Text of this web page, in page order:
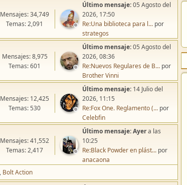
Mensajes: 34,749
Temas: 2,091
Último mensaje:05 Agosto del
2026, 17:50
Re:Una biblioteca para l... por
strategos
Mensajes: 8,975
Temas: 601
Último mensaje:05 Agosto del
2026, 08:36
Re:Nuevos Regulares de B... por
Brother Vinni
Mensajes: 12,425
Temas: 530
Último mensaje: 14 Julio del
2026, 11:15
Re:Fox One. Reglamento (... por
Celebfin
Mensajes: 41,552
Temas: 2,417
Último mensaje:Ayera las
10:25
Re:Black Powder en plást... por
anacaona
Bolt Action